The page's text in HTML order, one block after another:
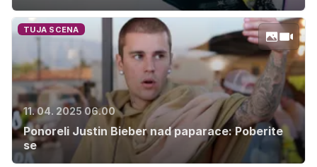
TUJA SCENA
11. 04. 2025 06.00
Ponoreli Justin Bieber nad paparace: Poberite
se